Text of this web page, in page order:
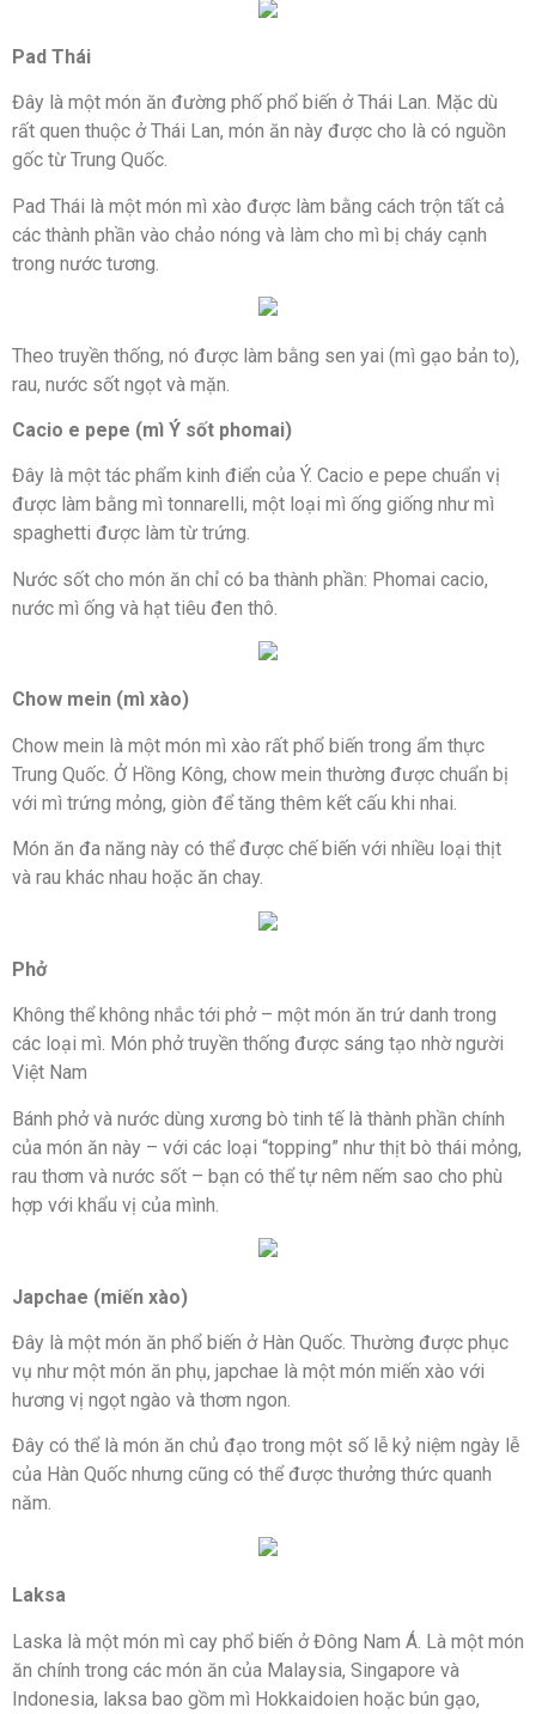
Pad Thái
Đây là một món ăn đường phố phổ biến ở Thái Lan. Mặc dù
rất quen thuộc ở Thái Lan, món ăn này được cho là có nguồn
gốc từ Trung Quốc.
Pad Thái là một món mì xào được làm bằng cách trộn tất cả
các thành phần vào chảo nóng và làm cho mì bị cháy cạnh
trong nước tương.
Theo truyền thống, nó được làm bằng sen yai (mì gạo bản to),
rau, nước sốt ngọt và mặn.
Cacio e pepe (mì Ý sốt phomai)
Đây là một tác phẩm kinh điển của Ý. Cacio e pepe chuẩn vị
được làm bằng mì tonnarelli, một loại mì ống giống như mì
spaghetti được làm từ trứng.
Nước sốt cho món ăn chỉ có ba thành phần: Phomai cacio,
nước mì ống và hạt tiêu đen thô.
Chow mein (mì xào)
Chow mein là một món mì xào rất phổ biến trong ẩm thực
Trung Quốc. Ở Hồng Kông, chow mein thường được chuẩn bị
với mì trứng mỏng, giòn để tăng thêm kết cấu khi nhai.
Món ăn đa năng này có thể được chế biến với nhiều loại thịt
và rau khác nhau hoặc ăn chay.
Phở
Không thể không nhắc tới phở – một món ăn trứ danh trong
các loại mì. Món phở truyền thống được sáng tạo nhờ người
Việt Nam
Bánh phở và nước dùng xương bò tinh tế là thành phần chính
của món ăn này – với các loại “topping” như thịt bò thái mỏng,
rau thơm và nước sốt – bạn có thể tự nêm nếm sao cho phù
hợp với khẩu vị của mình.
Japchae (miến xào)
Đây là một món ăn phổ biến ở Hàn Quốc. Thường được phục
vụ như một món ăn phụ, japchae là một món miến xào với
hương vị ngọt ngào và thơm ngon.
Đây có thể là món ăn chủ đạo trong một số lễ kỷ niệm ngày lễ
của Hàn Quốc nhưng cũng có thể được thưởng thức quanh
năm.
Laksa
Laska là một món mì cay phổ biến ở Đông Nam Á. Là một món
ăn chính trong các món ăn của Malaysia, Singapore và
Indonesia, laksa bao gồm mì Hokkaidoien hoặc bún gạo,